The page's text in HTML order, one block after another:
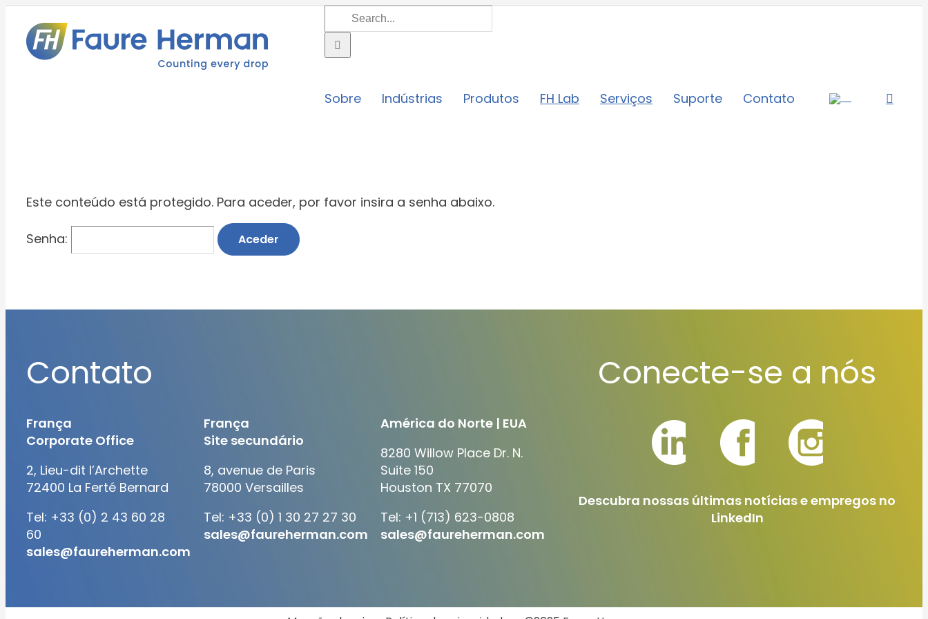
content
Search
for:
Sobre Indústrias Produtos FH Lab Serviços Suporte Contato
Este conteúdo está protegido. Para aceder, por favor insira a senha abaixo.
Senha:
Contato
França
Corporate Office
2, Lieu-dit l’Archette
72400 La Ferté Bernard
Tel: +33 (0) 2 43 60 28
60
sales@faureherman.com
França
Site secundário
8, avenue de Paris
78000 Versailles
Tel: +33 (0) 1 30 27 27 30
sales@faureherman.com
América do Norte | EUA
8280 Willow Place Dr. N.
Suite 150
Houston TX 77070
Tel: +1 (713) 623-0808
sales@faureherman.com
Conecte-se a nós
Descubra nossas últimas notícias e empregos no
LinkedIn